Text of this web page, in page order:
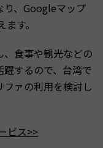
り、Googleマップ
す。
食事や観光などの
するので、台湾で
ァの利用を検討し
ビス>>